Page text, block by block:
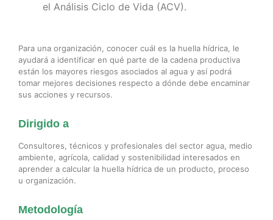
el Análisis Ciclo de Vida (ACV).
Para una organización, conocer cuál es la huella hídrica, le
ayudará a identificar en qué parte de la cadena productiva
están los mayores riesgos asociados al agua y así podrá
tomar mejores decisiones respecto a dónde debe encaminar
sus acciones y recursos.
Dirigido a
Consultores, técnicos y profesionales del sector agua, medio
ambiente, agrícola, calidad y sostenibilidad interesados en
aprender a calcular la huella hídrica de un producto, proceso
u organización.
Metodología